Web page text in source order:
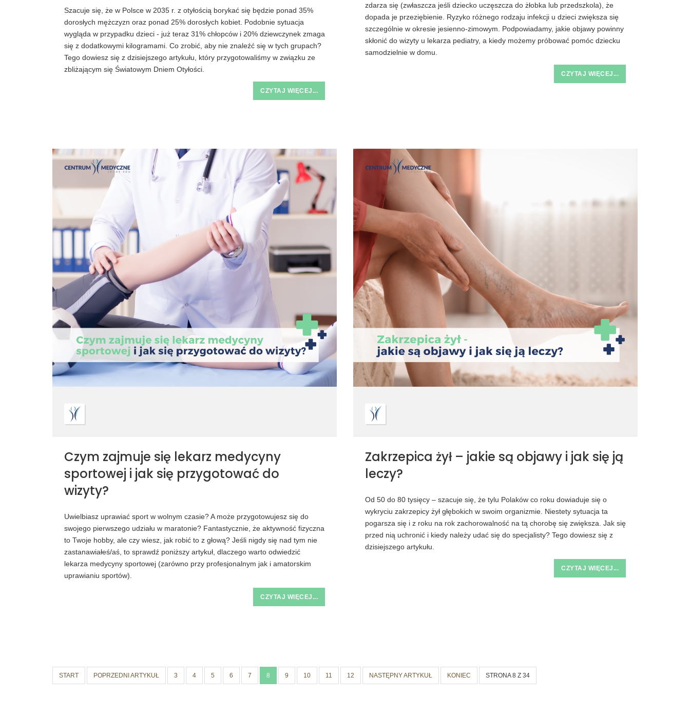
Szacuje się, że w Polsce w 2035 r. z otyłością borykać się będzie ponad 35%
dorosłych mężczyzn oraz ponad 25% dorosłych kobiet. Podobnie sytuacja
wygląda w przypadku dzieci - już teraz 31% chłopców i 20% dziewczynek zmaga
się z dodatkowymi kilogramami. Co zrobić, aby nie znaleźć się w tych grupach?
Tego dowiesz się z dzisiejszego artykułu, który przygotowaliśmy w związku ze
zbliżającym się Światowym Dniem Otyłości.
CZYTAJ WIĘCEJ...
zdarza się (zwłaszcza jeśli dziecko uczęszcza do żłobka lub przedszkola), że
dopada je przeziębienie. Ryzyko różnego rodzaju infekcji u dzieci zwiększa się
szczególnie w okresie jesienno-zimowym. Podpowiadamy, jakie objawy powinny
skłonić do wizyty u lekarza pediatry, a kiedy możemy próbować pomóc dziecku
samodzielnie w domu.
CZYTAJ WIĘCEJ...
Czym zajmuje się lekarz medycyny
sportowej i jak się przygotować do
wizyty?
Uwielbiasz uprawiać sport w wolnym czasie? A może przygotowujesz się do
swojego pierwszego udziału w maratonie? Fantastycznie, że aktywność fizyczna
to Twoje hobby, ale czy wiesz, jak robić to z głową? Jeśli nigdy się nad tym nie
zastanawiałeś/aś, to sprawdź poniższy artykuł, dlaczego warto odwiedzić
lekarza medycyny sportowej (zarówno przy profesjonalnym jak i amatorskim
uprawianiu sportów).
CZYTAJ WIĘCEJ...
Zakrzepica żył – jakie są objawy i jak się ją
leczy?
Od 50 do 80 tysięcy – szacuje się, że tylu Polaków co roku dowiaduje się o
wykryciu zakrzepicy żył głębokich w swoim organizmie. Niestety sytuacja ta
pogarsza się i z roku na rok zachorowalność na tą chorobę się zwiększa. Jak się
przed nią uchronić i kiedy należy udać się do specjalisty? Tego dowiesz się z
dzisiejszego artykułu.
CZYTAJ WIĘCEJ...
STRONA 8 Z 34
START POPRZEDNI ARTYKUŁ 3 4 5 6 7 8 9 10 11 12 NASTĘPNY ARTYKUŁ KONIEC